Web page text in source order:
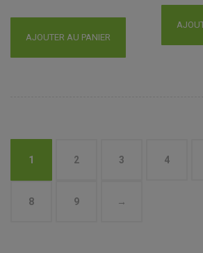
AJOUTER AU PANIER
1 2 3 4
8 9 →